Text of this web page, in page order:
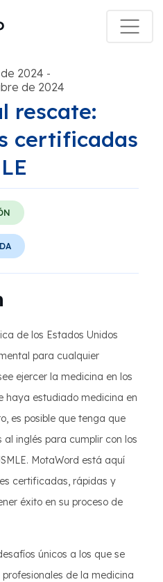
2024 -
de 2024
rescate:
certificadas
de los Estados Unidos
para cualquier
ejercer la medicina en los
haya estudiado medicina en
es posible que tenga que
inglés para cumplir con los
MotaWord está aquí
certificadas, rápidas y
éxito en su proceso de
únicos a los que se
de la medicina